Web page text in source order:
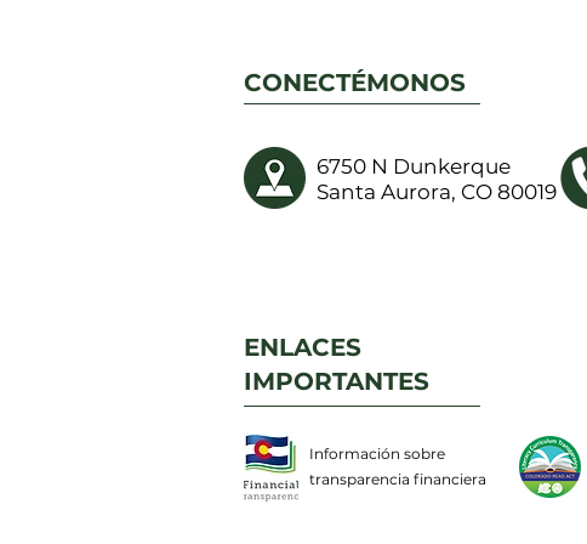
CONECTÉMONOS
6750 N Dunkerque
Santa Aurora, CO 80019
ENLACES
IMPORTANTES
Información sobre
transparencia financiera